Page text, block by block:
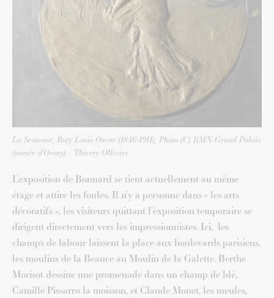
La Semeuse, Roty Louis-Oscar (1846-1911), Photo (C) RMN-Grand Palais
(musée d’Orsay) / Thierry Ollivier
L’exposition de Bonnard se tient actuellement au même
étage et attire les foules. Il n’y a personne dans « les arts
décoratifs », les visiteurs quittant l’exposition temporaire se
dirigent directement vers les impressionnistes. Ici, les
champs de labour laissent la place aux boulevards parisiens,
les moulins de la Beauce au Moulin de la Galette. Berthe
Morisot dessine une promenade dans un champ de blé,
Camille Pissarro la moisson, et Claude Monet, les meules,